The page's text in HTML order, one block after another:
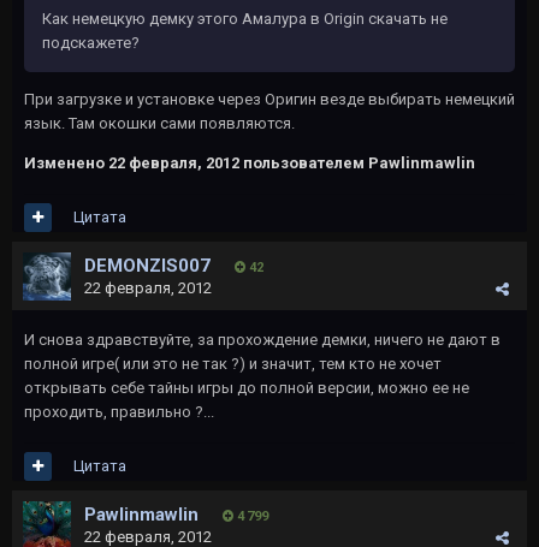
Как немецкую демку этого Амалура в Origin скачать не
подскажете?
При загрузке и установке через Оригин везде выбирать немецкий
язык. Там окошки сами появляются.
Изменено 22 февраля, 2012 пользователем Pawlinmawlin
Цитата
DEMONZIS007 42
22 февраля, 2012
И снова здравствуйте, за прохождение демки, ничего не дают в
полной игре( или это не так ?) и значит, тем кто не хочет
открывать себе тайны игры до полной версии, можно ее не
проходить, правильно ?...
Цитата
Pawlinmawlin 4 799
22 февраля, 2012